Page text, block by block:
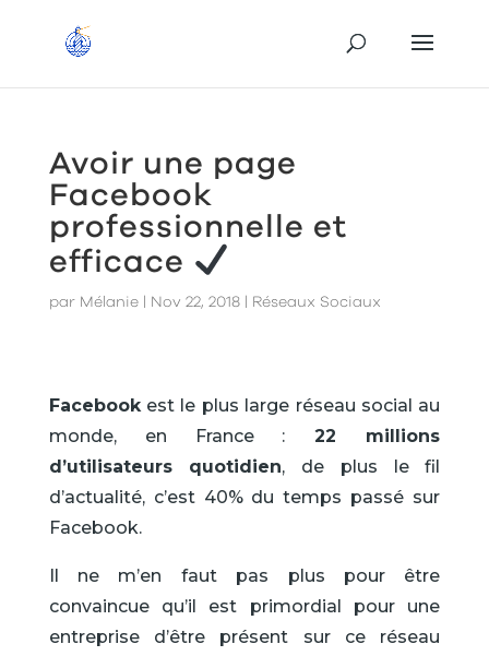
Avoir une page
Facebook
professionnelle et
efficace
par Mélanie| Nov 22, 2018| Réseaux Sociaux
Facebookest le plus large réseau social au
monde, en France : 22 millions
d’utilisateurs quotidien, de plus le fil
d’actualité, c’est 40% du temps passé sur
Facebook.
Il ne m’en faut pas plus pour être
convaincue qu’il est primordial pour une
entreprise d’être présent sur ce réseau